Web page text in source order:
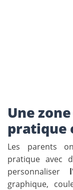
Une
pratique
Les parents
pratique avec
personnaliser
graphique,